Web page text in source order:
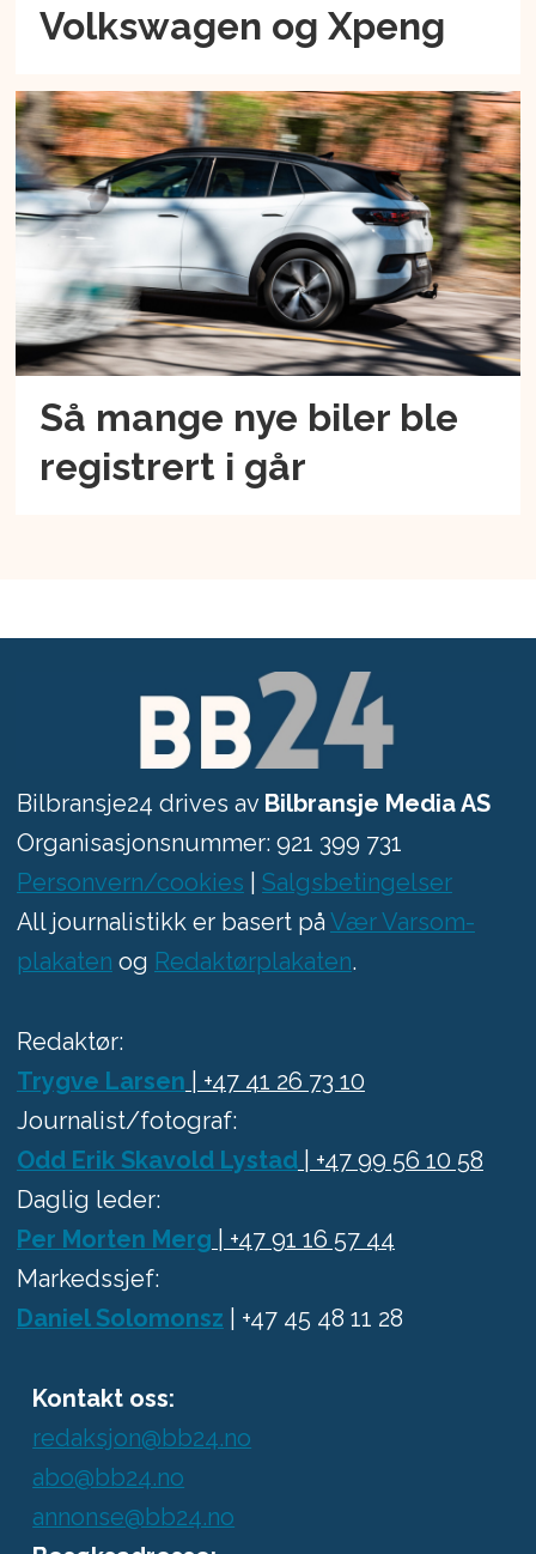
Volkswagen og Xpeng
Så mange nye biler ble
registrert i går
Bilbransje24 drives av Bilbransje Media AS
Organisasjonsnummer: 921 399 731
Personvern/cookies
Salgsbetingelser
All journalistikk er basert på Vær Varsom-
plakaten og Redaktørplakaten.
Redaktør:
Trygve Larsen | +47 41 26 73 10
Journalist/fotograf:
Odd Erik Skavold Lystad| +47 99 56 10 58
Daglig leder:
Per Morten Merg | +47 91 16 57 44
Markedssjef:
Daniel Solomonsz | +47 45 48 11 28
Kontakt oss:
redaksjon@bb24.no
abo@bb24.no
annonse@bb24.no